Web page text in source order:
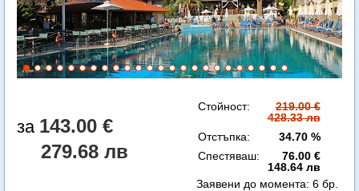
143.00 €
279.68 лв
Стойност:
219.00 €
428.33 лв
Отстъпка:
34.70 %
Спестяваш:
76.00 €
148.64 лв
Заявени до момента: 6 бр.